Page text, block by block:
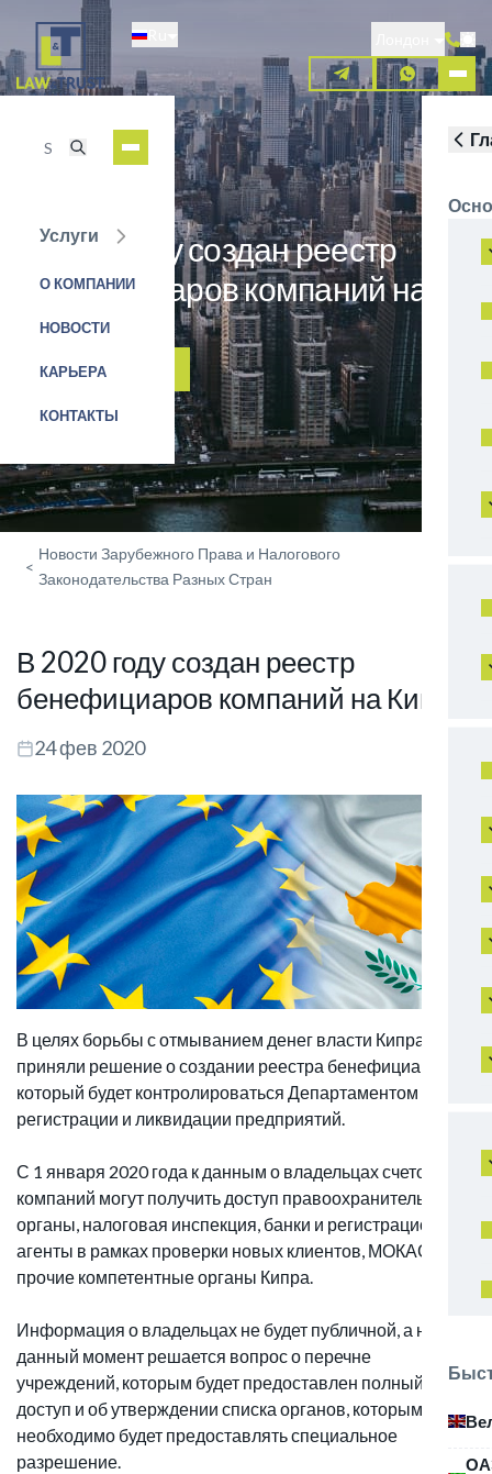
основному
содержанию
Услуги
О КОМПАНИИ
НОВОСТИ
КАРЬЕРА
КОНТАКТЫ
В 2020 году создан реестр
бенефициаров компаний на
Кипре
ЗАЯВКА НА УСЛУГУ
<
Новости Зарубежного Права и Налогового
Законодательства Разных Стран
В 2020 году создан реестр
бенефициаров компаний на Кипре
24 фев 2020
В целях борьбы с отмыванием денег власти Кипра
приняли решение о создании реестра бенефициаров,
который будет контролироваться Департаментом
регистрации и ликвидации предприятий.
С 1 января 2020 года к данным о владельцах счетов и
компаний могут получить доступ правоохранительные
органы, налоговая инспекция, банки и регистрационные
агенты в рамках проверки новых клиентов, МОКАС и
прочие компетентные органы Кипра.
Информация о владельцах не будет публичной, а на
данный момент решается вопрос о перечне
учреждений, которым будет предоставлен полный
доступ и об утверждении списка органов, которым
необходимо будет предоставлять специальное
разрешение.